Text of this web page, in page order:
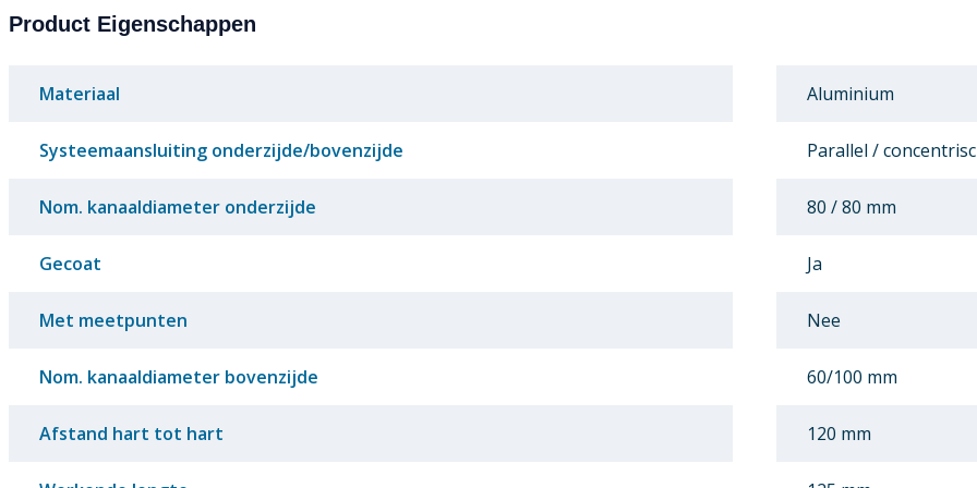
Product Eigenschappen
Materiaal Aluminium
Systeemaansluiting onderzijde/bovenzijde Parallel /
Nom. kanaaldiameter onderzijde 80 / 80 mm
Gecoat Ja
Met meetpunten Nee
Nom. kanaaldiameter bovenzijde 60/100 mm
Afstand hart tot hart 120 mm